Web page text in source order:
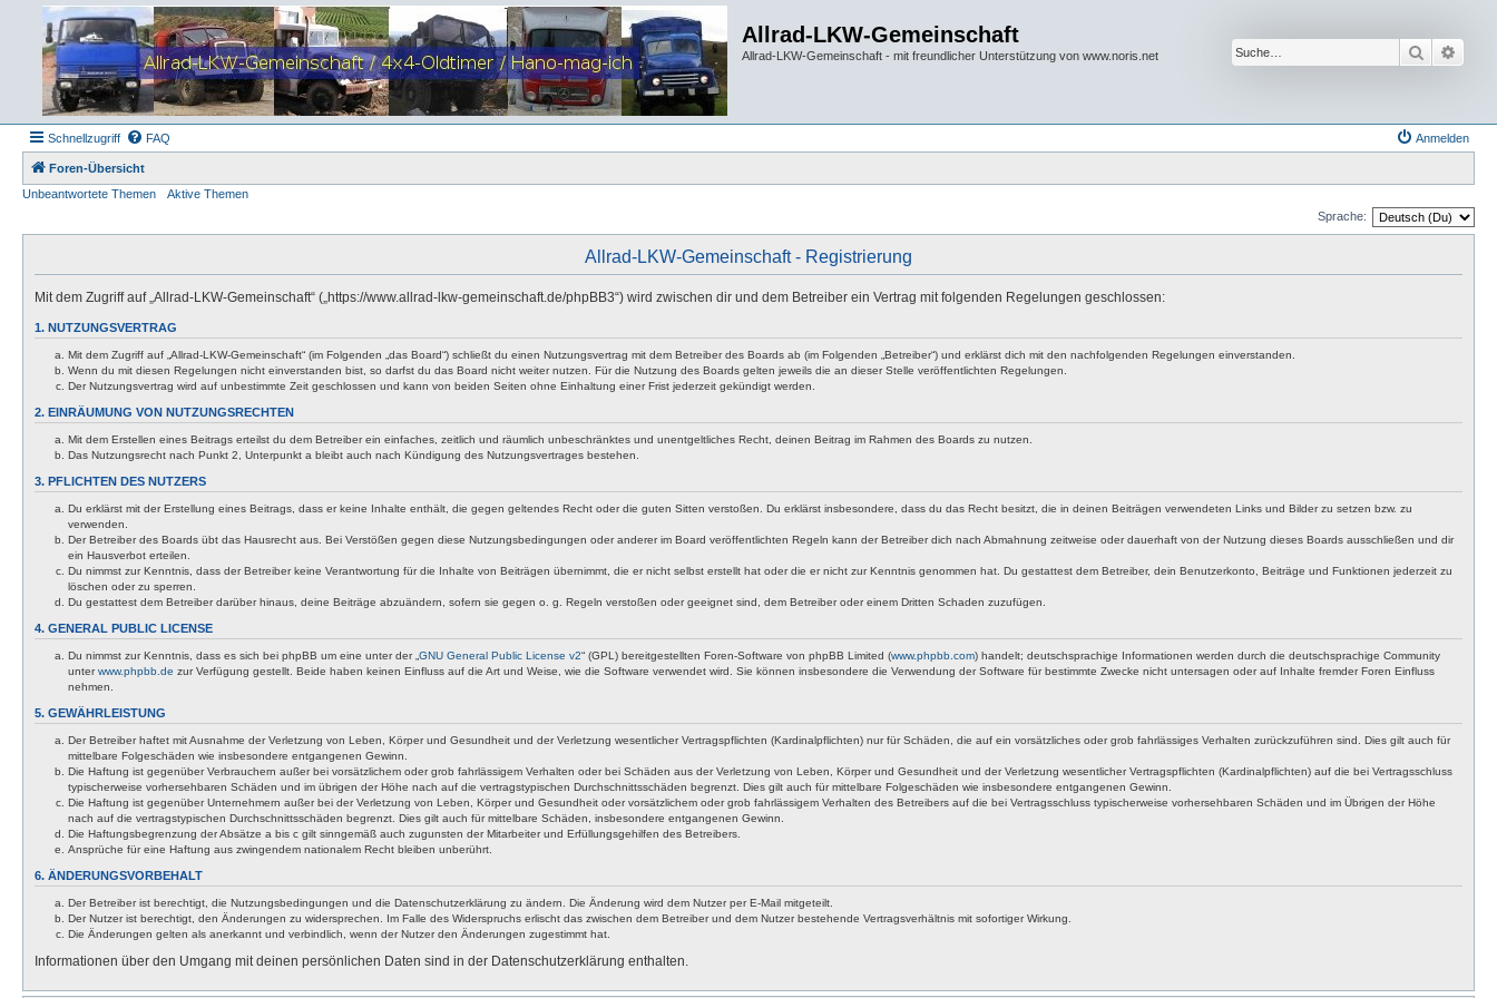
Allrad-LKW-Gemeinschaft
Allrad-LKW-Gemeinschaft - mit freundlicher Unterstützung von www.noris.net Suche
Schnellzugriff FAQ Anmelden
Foren-Übersicht
Unbeantwortete Themen
Aktive Themen
Sprache:
Allrad-LKW-Gemeinschaft - Registrierung
Mit dem Zugriff auf „Allrad-LKW-Gemeinschaft“ („https://www.allrad-lkw-gemeinschaft.de/phpBB3“) wird zwischen dir und dem Betreiber ein Vertrag mit folgenden Regelungen geschlossen:
1. NUTZUNGSVERTRAG
Mit dem Zugriff auf „Allrad-LKW-Gemeinschaft“ (im Folgenden „das Board“) schließt du einen Nutzungsvertrag mit dem Betreiber des Boards ab (im Folgenden „Betreiber“) und erklärst dich mit den nachfolgenden Regelungen einverstanden.
Wenn du mit diesen Regelungen nicht einverstanden bist, so darfst du das Board nicht weiter nutzen. Für die Nutzung des Boards gelten jeweils die an dieser Stelle veröffentlichten Regelungen.
Der Nutzungsvertrag wird auf unbestimmte Zeit geschlossen und kann von beiden Seiten ohne Einhaltung einer Frist jederzeit gekündigt werden.
2. EINRÄUMUNG VON NUTZUNGSRECHTEN
Mit dem Erstellen eines Beitrags erteilst du dem Betreiber ein einfaches, zeitlich und räumlich unbeschränktes und unentgeltliches Recht, deinen Beitrag im Rahmen des Boards zu nutzen.
Das Nutzungsrecht nach Punkt 2, Unterpunkt a bleibt auch nach Kündigung des Nutzungsvertrages bestehen.
3. PFLICHTEN DES NUTZERS
Du erklärst mit der Erstellung eines Beitrags, dass er keine Inhalte enthält, die gegen geltendes Recht oder die guten Sitten verstoßen. Du erklärst insbesondere, dass du das Recht besitzt, die in deinen Beiträgen verwendeten Links und Bilder zu setzen bzw. zu
verwenden.
Der Betreiber des Boards übt das Hausrecht aus. Bei Verstößen gegen diese Nutzungsbedingungen oder anderer im Board veröffentlichten Regeln kann der Betreiber dich nach Abmahnung zeitweise oder dauerhaft von der Nutzung dieses Boards ausschließen und dir
ein Hausverbot erteilen.
Du nimmst zur Kenntnis, dass der Betreiber keine Verantwortung für die Inhalte von Beiträgen übernimmt, die er nicht selbst erstellt hat oder die er nicht zur Kenntnis genommen hat. Du gestattest dem Betreiber, dein Benutzerkonto, Beiträge und Funktionen jederzeit zu
löschen oder zu sperren.
Du gestattest dem Betreiber darüber hinaus, deine Beiträge abzuändern, sofern sie gegen o. g. Regeln verstoßen oder geeignet sind, dem Betreiber oder einem Dritten Schaden zuzufügen.
4. GENERAL PUBLIC LICENSE
Du nimmst zur Kenntnis, dass es sich bei phpBB um eine unter der „ GNU General Public License v2“ (GPL) bereitgestellten Foren-Software von phpBB Limited (www.phpbb.com) handelt; deutschsprachige Informationen werden durch die deutschsprachige Community
unterwww.phpbb.de zur Verfügung gestellt. Beide haben keinen Einfluss auf die Art und Weise, wie die Software verwendet wird. Sie können insbesondere die Verwendung der Software für bestimmte Zwecke nicht untersagen oder auf Inhalte fremder Foren Einfluss
nehmen.
5. GEWÄHRLEISTUNG
Der Betreiber haftet mit Ausnahme der Verletzung von Leben, Körper und Gesundheit und der Verletzung wesentlicher Vertragspflichten (Kardinalpflichten) nur für Schäden, die auf ein vorsätzliches oder grob fahrlässiges Verhalten zurückzuführen sind. Dies gilt auch für
mittelbare Folgeschäden wie insbesondere entgangenen Gewinn.
Die Haftung ist gegenüber Verbrauchern außer bei vorsätzlichem oder grob fahrlässigem Verhalten oder bei Schäden aus der Verletzung von Leben, Körper und Gesundheit und der Verletzung wesentlicher Vertragspflichten (Kardinalpflichten) auf die bei Vertragsschluss
typischerweise vorhersehbaren Schäden und im übrigen der Höhe nach auf die vertragstypischen Durchschnittsschäden begrenzt. Dies gilt auch für mittelbare Folgeschäden wie insbesondere entgangenen Gewinn.
Die Haftung ist gegenüber Unternehmern außer bei der Verletzung von Leben, Körper und Gesundheit oder vorsätzlichem oder grob fahrlässigem Verhalten des Betreibers auf die bei Vertragsschluss typischerweise vorhersehbaren Schäden und im Übrigen der Höhe
nach auf die vertragstypischen Durchschnittsschäden begrenzt. Dies gilt auch für mittelbare Schäden, insbesondere entgangenen Gewinn.
Die Haftungsbegrenzung der Absätze a bis c gilt sinngemäß auch zugunsten der Mitarbeiter und Erfüllungsgehilfen des Betreibers.
Ansprüche für eine Haftung aus zwingendem nationalem Recht bleiben unberührt.
6. ÄNDERUNGSVORBEHALT
Der Betreiber ist berechtigt, die Nutzungsbedingungen und die Datenschutzerklärung zu ändern. Die Änderung wird dem Nutzer per E-Mail mitgeteilt.
Der Nutzer ist berechtigt, den Änderungen zu widersprechen. Im Falle des Widerspruchs erlischt das zwischen dem Betreiber und dem Nutzer bestehende Vertragsverhältnis mit sofortiger Wirkung.
Die Änderungen gelten als anerkannt und verbindlich, wenn der Nutzer den Änderungen zugestimmt hat.
Informationen über den Umgang mit deinen persönlichen Daten sind in der Datenschutzerklärung enthalten.